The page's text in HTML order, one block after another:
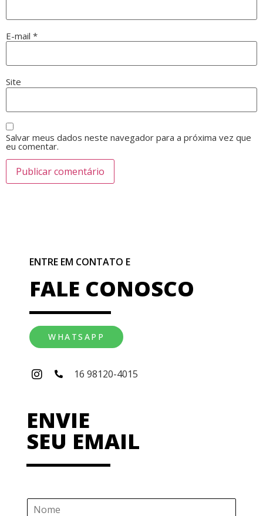
E-mail *
Site
Salvar meus dados neste navegador para a próxima vez que
eu comentar.
ENTRE EM CONTATO E
FALE CONOSCO
WHATSAPP
16 98120-4015
ENVIE
SEU EMAIL
N